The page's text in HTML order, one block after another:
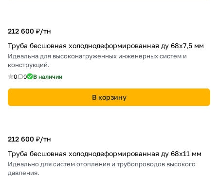
212 600 ₽/тн
Труба бесшовная холоднодеформированная ду 68х7,5 мм
Идеальна для высоконагруженных инженерных систем и
конструкций.
0 0 В наличии
В корзину
212 600 ₽/тн
Труба бесшовная холоднодеформированная ду 68х11 мм
Идеально для систем отопления и трубопроводов высокого
давления.